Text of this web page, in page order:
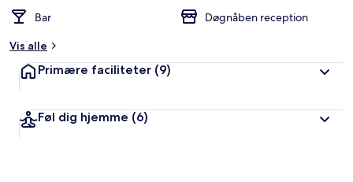
Bar
Døgnåben reception
Vis alle
Primære faciliteter (9)
Føl dig hjemme (6)